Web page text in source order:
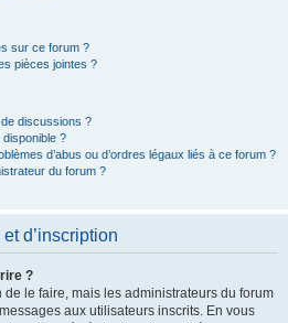
sur ce forum ?
pièces jointes ?
discussions ?
disponible ?
d’abus ou d’ordres légaux liés à ce forum ?
du forum ?
d’inscription
?
de le faire, mais les administrateurs du forum
aux utilisateurs inscrits. En vous